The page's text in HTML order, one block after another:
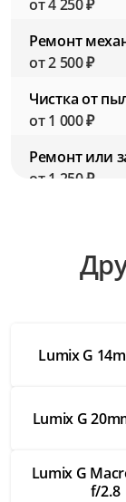
от 4 250 ₽
Ремонт
от 2 500 ₽
Чистка от
от 1 000 ₽
Ремонт или
от 1 250 ₽
Ремонт
от 3 500 ₽
Ремонт
от 2 000 ₽
от 3 000 ₽
Lumix G
Lumix G
Lumix G
f/2.8